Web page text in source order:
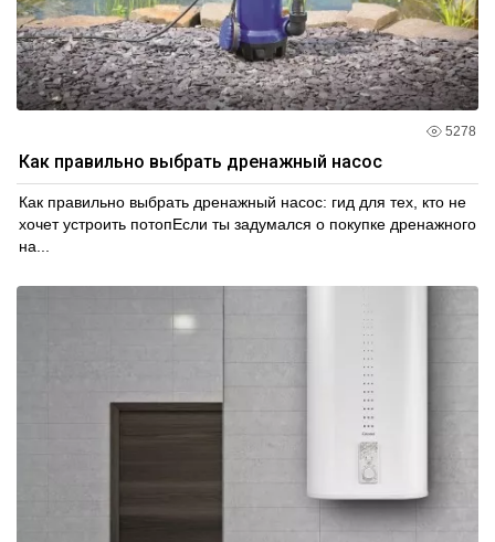
5278
Как правильно выбрать дренажный насос
Как правильно выбрать дренажный насос: гид для тех, кто не
хочет устроить потопЕсли ты задумался о покупке дренажного
на...